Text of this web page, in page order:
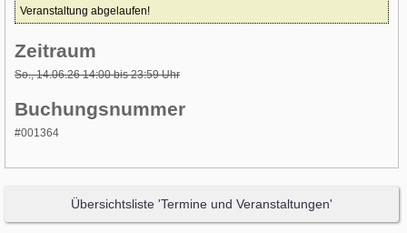
Veranstaltung abgelaufen!
Zeitraum
So., 14.06.2614:00 bis 23:59 Uhr
Buchungsnummer
#001364
Übersichtsliste 'Termine und Veranstaltungen'